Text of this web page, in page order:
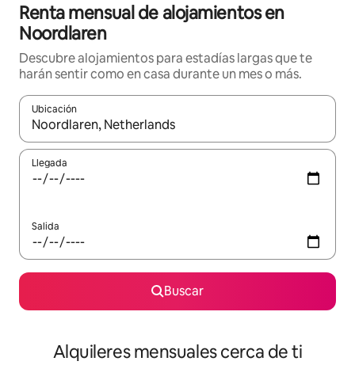
Renta mensual de alojamientos en
Noordlaren
Descubre alojamientos para estadías largas que te
harán sentir como en casa durante un mes o más.
Ubicación
Cuando los resultados estén disponibles, navega con las
Llegada
Salida
Buscar
Alquileres mensuales cerca de ti